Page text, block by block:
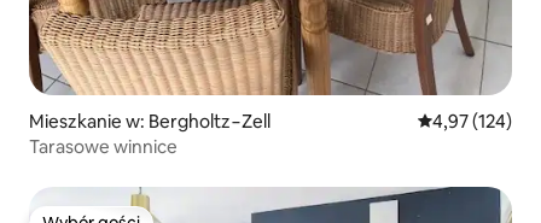
Mieszkanie w: Bergholtz−Zell Średnia
4,97 (124)
Tarasowe winnice